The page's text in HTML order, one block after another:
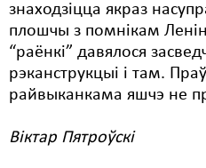
знаходзіцца якраз
плошчы з помнікам
“раёнкі” давялося
рэканструкцыі і там.
райвыканкама яшчэ не
Віктар Пятроўскі